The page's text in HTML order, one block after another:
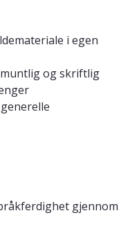
i egen
og skriftlig
gjennom